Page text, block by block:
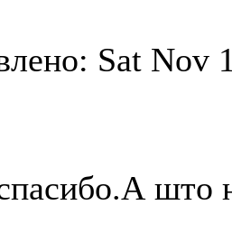
Sat Nov
што